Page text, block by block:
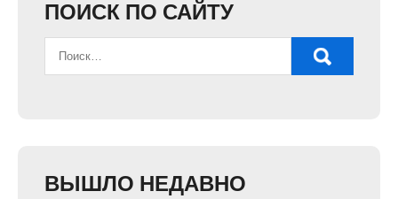
ПОИСК ПО САЙТУ
ВЫШЛО НЕДАВНО